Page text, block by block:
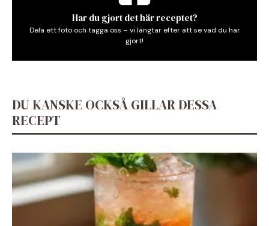
Har du gjort det här receptet?
Dela ett foto och tagga oss – vi längtar efter att se vad du har
gjort!
DU KANSKE OCKSÅ GILLAR DESSA
RECEPT